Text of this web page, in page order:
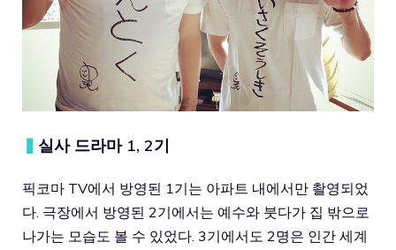
▍ 실사 드라마 1, 2기
픽코마 TV에서 방영된 1기는 아파트 내에서만 촬영되었
다. 극장에서 방영된 2기에서는 예수와 붓다가 집 밖으로
나가는 모습도 볼 수 있었다. 3기에서도 2명은 인간 세계